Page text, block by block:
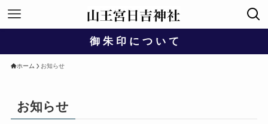
御 朱 印 に つ い て
ホーム お知らせ
お知らせ